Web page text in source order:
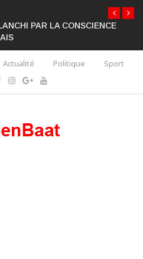
PAR LA CONSCIENCE
Actualité Politique Sport